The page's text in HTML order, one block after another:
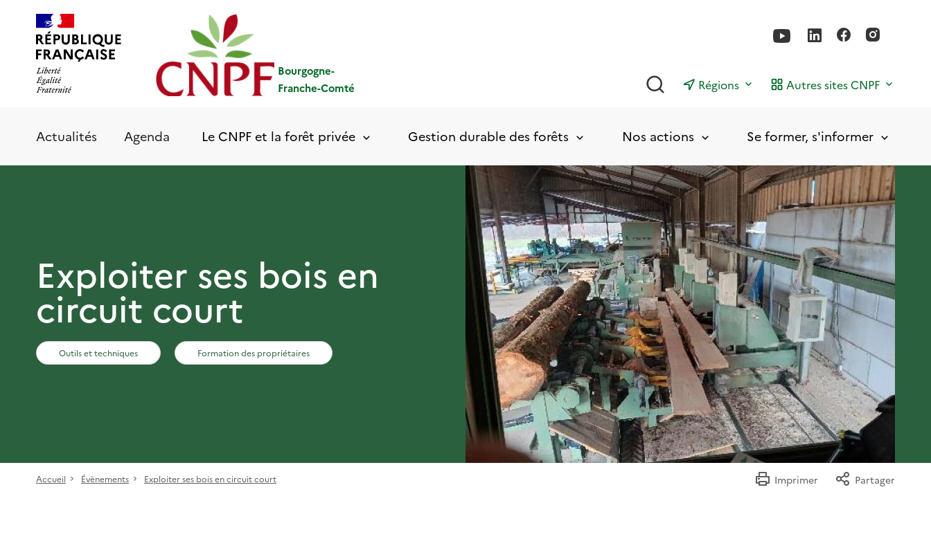
contenu
principal
Bourgogne-
Franche-Comté
Rechercher
Régions Autres sites CNPF
Actualités Agenda Le CNPF et la forêt privée Gestion durable des forêts Nos actions Se former, s'informer
Exploiter ses bois en
circuit court
Outils et techniques Formation des propriétaires
Accueil Évènements Exploiter ses bois en circuit court Imprimer Partager